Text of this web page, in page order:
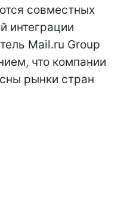
совместных
интеграции
Mail.ru Group
что компании
рынки стран